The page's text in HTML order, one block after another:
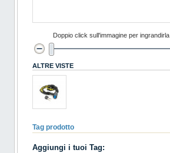
Doppio click sull'immagine per ingrandirla
ALTRE VISTE
Tag prodotto
Aggiungi i tuoi Tag: